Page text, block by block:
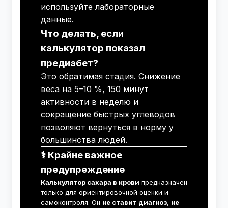
используйте лабораторные
данные.
Что делать, если
калькулятор показал
предиабет?
Это обратимая стадия. Снижение
веса на 5–10 %, 150 минут
активности в неделю и
сокращение быстрых углеводов
позволяют вернуться в норму у
большинства людей.
⚕️ Крайне важное
предупреждение
Калькулятор сахара в крови предназначен
только для ориентировочной оценки и
самоконтроля. Он не ставит диагноз, не